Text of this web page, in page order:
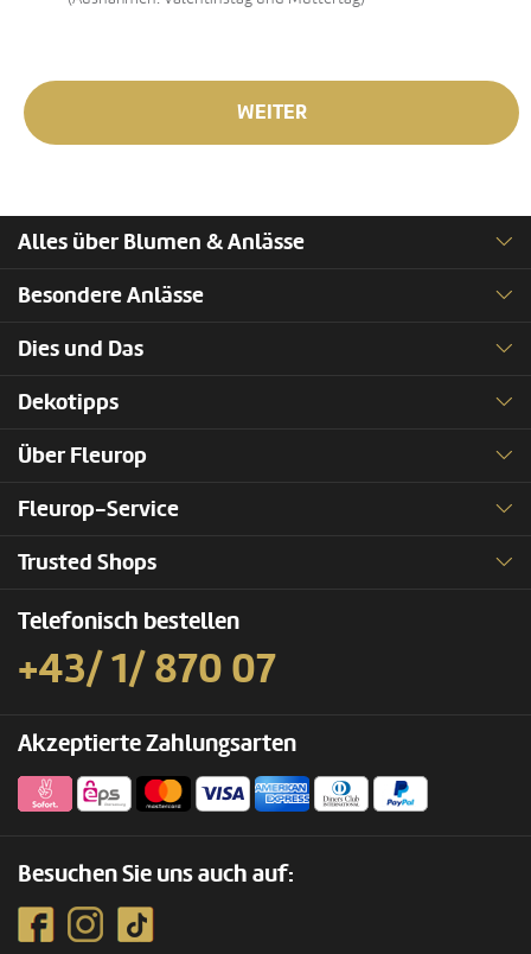
WEITER
Alles über Blumen & Anlässe
Besondere Anlässe
Dies und Das
Dekotipps
Über Fleurop
Fleurop-Service
Trusted Shops
Telefonisch bestellen
+43/ 1/ 870 07
Akzeptierte Zahlungsarten
Besuchen Sie uns auch auf: